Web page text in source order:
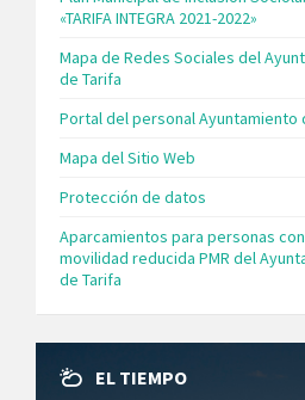
«TARIFA INTEGRA 2021-2022»
Mapa de Redes Sociales del
de Tarifa
Portal del personal Ayuntamiento
Mapa del Sitio Web
Protección de datos
Aparcamientos para personas con
movilidad reducida PMR del
de Tarifa
EL TIEMPO